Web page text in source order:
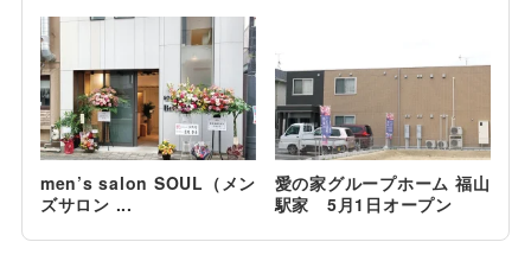
men’s salon SOUL（メン
ズサロン ...
愛の家グループホーム 福山
駅家 5月1日オープン